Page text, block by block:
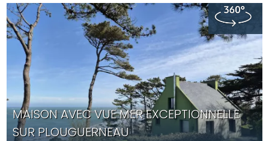
MAISON AVEC VUE MER EXCEPTIONNELLE
SUR PLOUGUERNEAU